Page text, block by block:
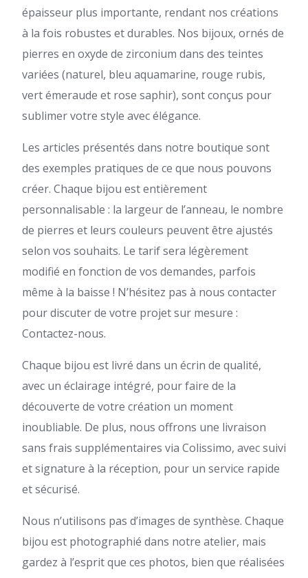
épaisseur plus importante, rendant nos créations
à la fois robustes et durables. Nos bijoux, ornés de
pierres en oxyde de zirconium dans des teintes
variées (naturel, bleu aquamarine, rouge rubis,
vert émeraude et rose saphir), sont conçus pour
sublimer votre style avec élégance.
Les articles présentés dans notre boutique sont
des exemples pratiques de ce que nous pouvons
créer. Chaque bijou est entièrement
personnalisable : la largeur de l’anneau, le nombre
de pierres et leurs couleurs peuvent être ajustés
selon vos souhaits. Le tarif sera légèrement
modifié en fonction de vos demandes, parfois
même à la baisse ! N’hésitez pas à nous contacter
pour discuter de votre projet sur mesure :
Contactez-nous.
Chaque bijou est livré dans un écrin de qualité,
avec un éclairage intégré, pour faire de la
découverte de votre création un moment
inoubliable. De plus, nous offrons une livraison
sans frais supplémentaires via Colissimo, avec suivi
et signature à la réception, pour un service rapide
et sécurisé.
Nous n’utilisons pas d’images de synthèse. Chaque
bijou est photographié dans notre atelier, mais
gardez à l’esprit que ces photos, bien que réalisées